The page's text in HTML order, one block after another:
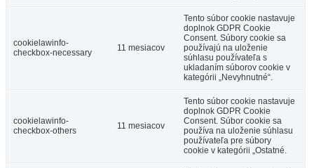
cookielawinfo-
checkbox-necessary
11 mesiacov
Tento súbor cookie nastavuje
doplnok GDPR Cookie
Consent. Súbory cookie sa
používajú na uloženie
súhlasu používateľa s
ukladaním súborov cookie v
kategórii „Nevyhnutné“.
cookielawinfo-
checkbox-others
11 mesiacov
Tento súbor cookie nastavuje
doplnok GDPR Cookie
Consent. Súbor cookie sa
používa na uloženie súhlasu
používateľa pre súbory
cookie v kategórii „Ostatné.